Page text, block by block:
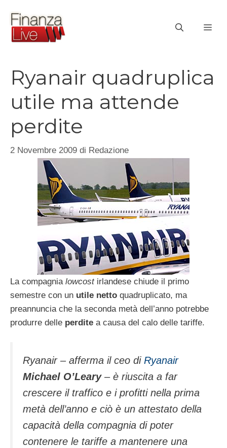
contenuto
Ryanair quadruplica
utile ma attende
perdite
2 Novembre 2009 di Redazione
La compagnialowcostirlandese chiude il primo
semestre con un utile netto quadruplicato, ma
preannuncia che la seconda metà dell’anno potrebbe
produrre delle perdite a causa del calo delle tariffe.
Ryanair – afferma il ceo di Ryanair
Michael O’Leary– è riuscita a far
crescere il traffico e i profitti nella prima
metà dell’anno e ciò è un attestato della
capacità della compagnia di poter
contenere le tariffe a mantenere una